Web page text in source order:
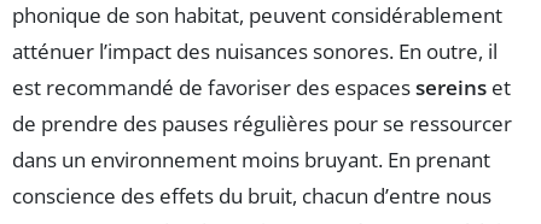
phonique de son habitat, peuvent considérablement
atténuer l’impact des nuisances sonores. En outre, il
est recommandé de favoriser des espacessereins et
de prendre des pauses régulières pour se ressourcer
dans un environnement moins bruyant. En prenant
conscience des effets du bruit, chacun d’entre nous